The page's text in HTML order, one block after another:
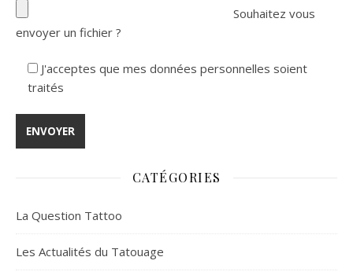
Souhaitez vous
envoyer un fichier ?
J'acceptes que mes données personnelles soient
traités
CATÉGORIES
La Question Tattoo
Les Actualités du Tatouage